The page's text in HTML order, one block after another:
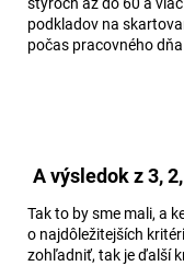
podkladov na
počas pracovného
A výsledok z 3,
Tak to by sme mali, a
o najdôležitejších
zohľadniť, tak je ďalší